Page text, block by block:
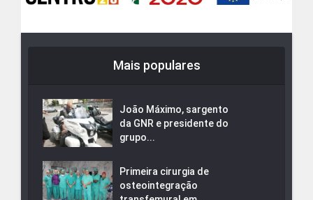
Mais populares
João Máximo, sargento
da GNR e presidente do
grupo...
Primeira cirurgia de
osteointegração